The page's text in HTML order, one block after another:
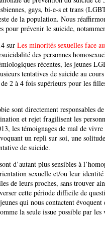
gays, bi-e-s et trans
de la population. Nous
pour prévenir le suicide,
sur Les minorités sexuelles face
des personnes
récentes, les jeunes
tentatives de suicide au
2 à 4 fois supérieurs pour les
sont directement responsables
et rejet fragilisent les
les témoignages de mal de
un repli sur soi, une
de suicide.
d’autant plus sensibles à
sexuelle et/ou leur
de leurs proches, sans trouver
cette période difficile de
qui nous contactent
la seule issue possible par les